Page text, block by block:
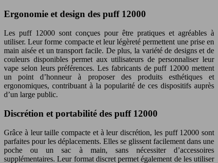
Ergonomie et design des puff 12000
Les puff 12000 sont conçues pour être pratiques et agréables à
utiliser. Leur forme compacte et leur légèreté permettent une prise en
main aisée et un transport facile. De plus, la variété de designs et de
couleurs disponibles permet aux utilisateurs de personnaliser leur
vape selon leurs préférences. Les fabricants de puff 12000 mettent
un point d’honneur à proposer des produits esthétiques et
ergonomiques, contribuant à la popularité de ces dispositifs auprès
d’un large public.
Discrétion et portabilité des puff 12000
Grâce à leur taille compacte et à leur discrétion, les puff 12000 sont
parfaites pour les déplacements. Elles se glissent facilement dans une
poche ou un sac à main, sans nécessiter d’accessoires
supplémentaires. Leur format discret permet également de les utiliser